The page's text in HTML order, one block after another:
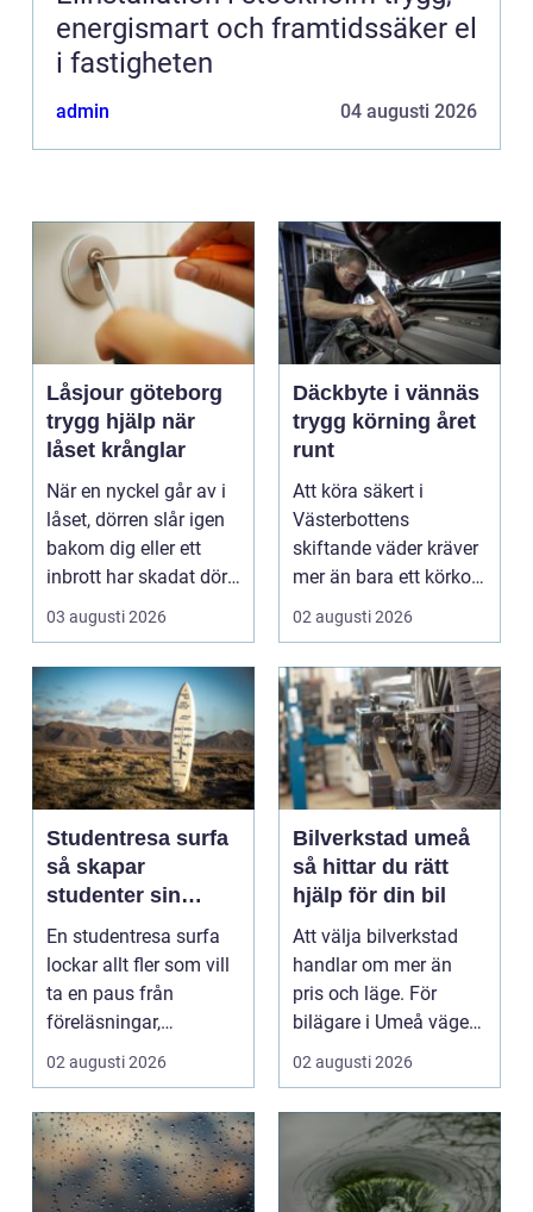
energismart och framtidssäker el
i fastigheten
admin 04 augusti 2026
Låsjour göteborg
trygg hjälp när
låset krånglar
När en nyckel går av i
låset, dörren slår igen
bakom dig eller ett
inbrott har skadat dörr
och karm,...
03 augusti 2026
Däckbyte i vännäs
trygg körning året
runt
Att köra säkert i
Västerbottens
skiftande väder kräver
mer än bara ett körkort
och en pålitlig bil. ...
02 augusti 2026
Studentresa surfa
så skapar
studenter sin
ultimata paus från
plugget
En studentresa surfa
lockar allt fler som vill
ta en paus från
föreläsningar,
tentaplugg och sena
02 augusti 2026
Bilverkstad umeå
så hittar du rätt
hjälp för din bil
Att välja bilverkstad
handlar om mer än
pris och läge. För
bilägare i Umeå väger
trygghet, tillgängl...
02 augusti 2026